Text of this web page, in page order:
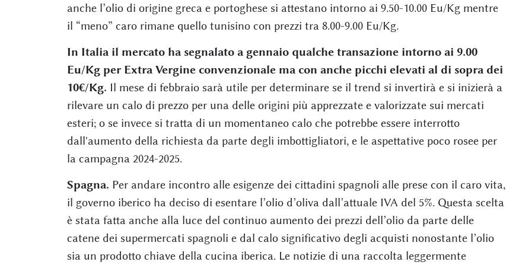
anche l’olio di origine greca e portoghese si attestano intorno ai 9.50-10.00 Eu/Kg mentre
il “meno” caro rimane quello tunisino con prezzi tra 8.00-9.00 Eu/Kg.
In Italia il mercato ha segnalato a gennaio qualche transazione intorno ai 9.00
Eu/Kg per Extra Vergine convenzionale ma con anche picchi elevati al di sopra dei
10€/Kg. Il mese di febbraio sarà utile per determinare se il trend si invertirà e si inizierà a
rilevare un calo di prezzo per una delle origini più apprezzate e valorizzate sui mercati
esteri; o se invece si tratta di un momentaneo calo che potrebbe essere interrotto
dall'aumento della richiesta da parte degli imbottigliatori, e le aspettative poco rosee per
la campagna 2024-2025.
Spagna. Per andare incontro alle esigenze dei cittadini spagnoli alle prese con il caro vita,
il governo iberico ha deciso di esentare l’olio d’oliva dall’attuale IVA del 5%. Questa scelta
è stata fatta anche alla luce del continuo aumento dei prezzi dell’olio da parte delle
catene dei supermercati spagnoli e dal calo significativo degli acquisti nonostante l’olio
sia un prodotto chiave della cucina iberica. Le notizie di una raccolta leggermente